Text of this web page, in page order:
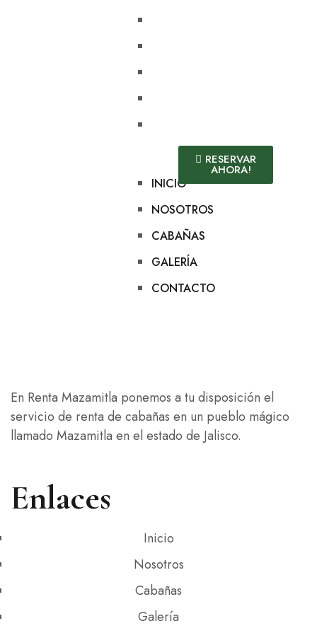
INICIO
NOSOTROS
CABAÑAS
GALERÍA
CONTACTO
RESERVAR
AHORA!
En Renta Mazamitla ponemos a tu disposición el
servicio de renta de cabañas en un pueblo mágico
llamado Mazamitla en el estado de Jalisco.
Enlaces
Inicio
Nosotros
Cabañas
Galería